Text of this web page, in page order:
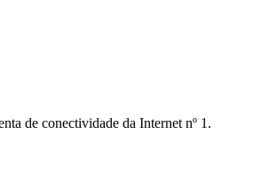
de conectividade da Internet nº 1.